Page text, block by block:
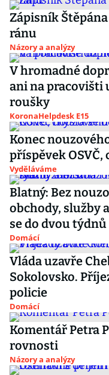
Zápisník
ránu
Názory a analýzy
V hromadné
ani na pracovišti
roušky
KoronaHelpdesk E15
Konec
příspěvek OSVČ,
Vyděláváme
Blatný: Bez
obchody, služby
se do dvou
Domácí
Vláda uzavře
Sokolovsko.
policie
Domácí
Komentář Petra
rovnosti
Názory a analýzy